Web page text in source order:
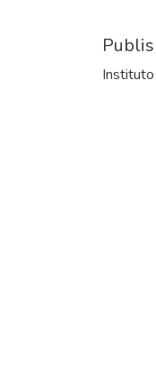
Instituto